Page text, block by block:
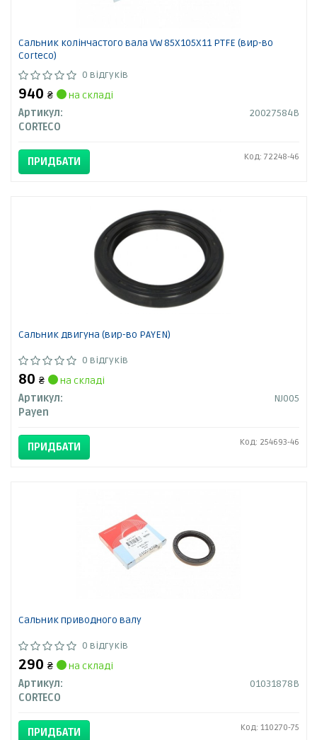
Сальник колінчастого вала VW 85X105X11 PTFE (вир-во
Corteco)
0 відгуків
940 ₴
на складі
Артикул:
20027584B
CORTECO
ПРИДБАТИ Код: 72248-46
Сальник двигуна (вир-во PAYEN)
0 відгуків
80 ₴
на складі
Артикул:
NJ005
Payen
ПРИДБАТИ Код: 254693-46
Сальник приводного валу
0 відгуків
290 ₴
на складі
Артикул:
01031878B
CORTECO
ПРИДБАТИ Код: 110270-75